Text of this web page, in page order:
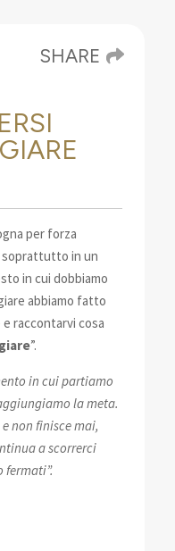
SHARE
per forza
soprattutto in un
in cui dobbiamo
abbiamo fatto
raccontarvi cosa
”.
in cui partiamo
la meta.
non finisce mai,
a scorrerci
fermati”.